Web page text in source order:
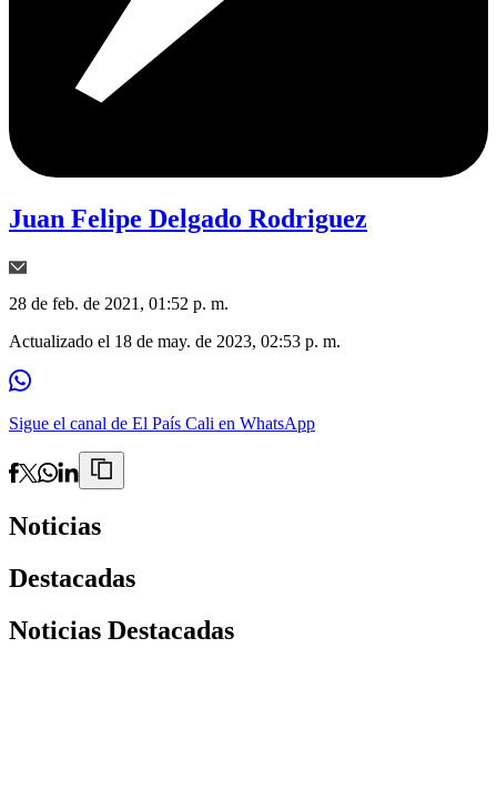
Juan Felipe Delgado Rodriguez
28 de feb. de 2021, 01:52 p. m.
Actualizado el 18 de may. de 2023, 02:53 p. m.
Sigue el canal de El País Cali en WhatsApp
Noticias
Destacadas
Noticias Destacadas